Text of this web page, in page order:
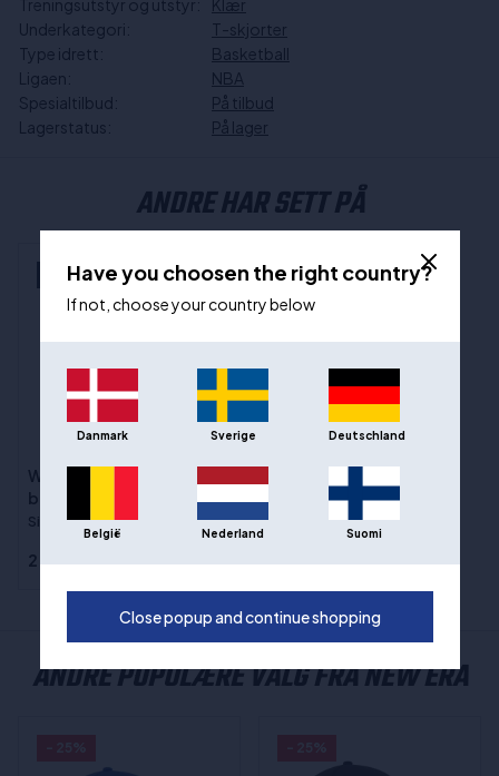
Treningsutstyr og utstyr:
Klær
Underkategori:
T-skjorter
Type idrett:
Basketball
Ligaen:
NBA
Spesialtilbud:
På tilbud
Lagerstatus:
På lager
ANDRE HAR SETT PÅ
NYHED
Way Of Wade 11 "Restage"
basketballsko
Sizes :42, 43, 44, 45, 43 ½
2.646,00 kr
ANDRE POPULÆRE VALG FRA NEW ERA
Have you choosen the right country?
If not, choose your country below
Danmark Sverige Deutschland
België Nederland Suomi
Close popup and continue shopping